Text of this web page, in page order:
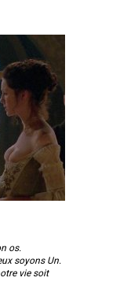
os.
soyons Un.
vie soit